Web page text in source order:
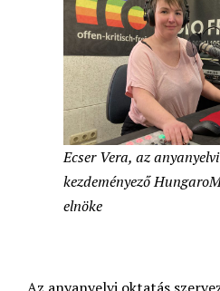
Ecser Vera, az
kezdeményező
elnöke